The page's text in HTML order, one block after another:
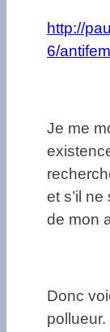
http://
6/
Je me
et s’il
de mon
Donc